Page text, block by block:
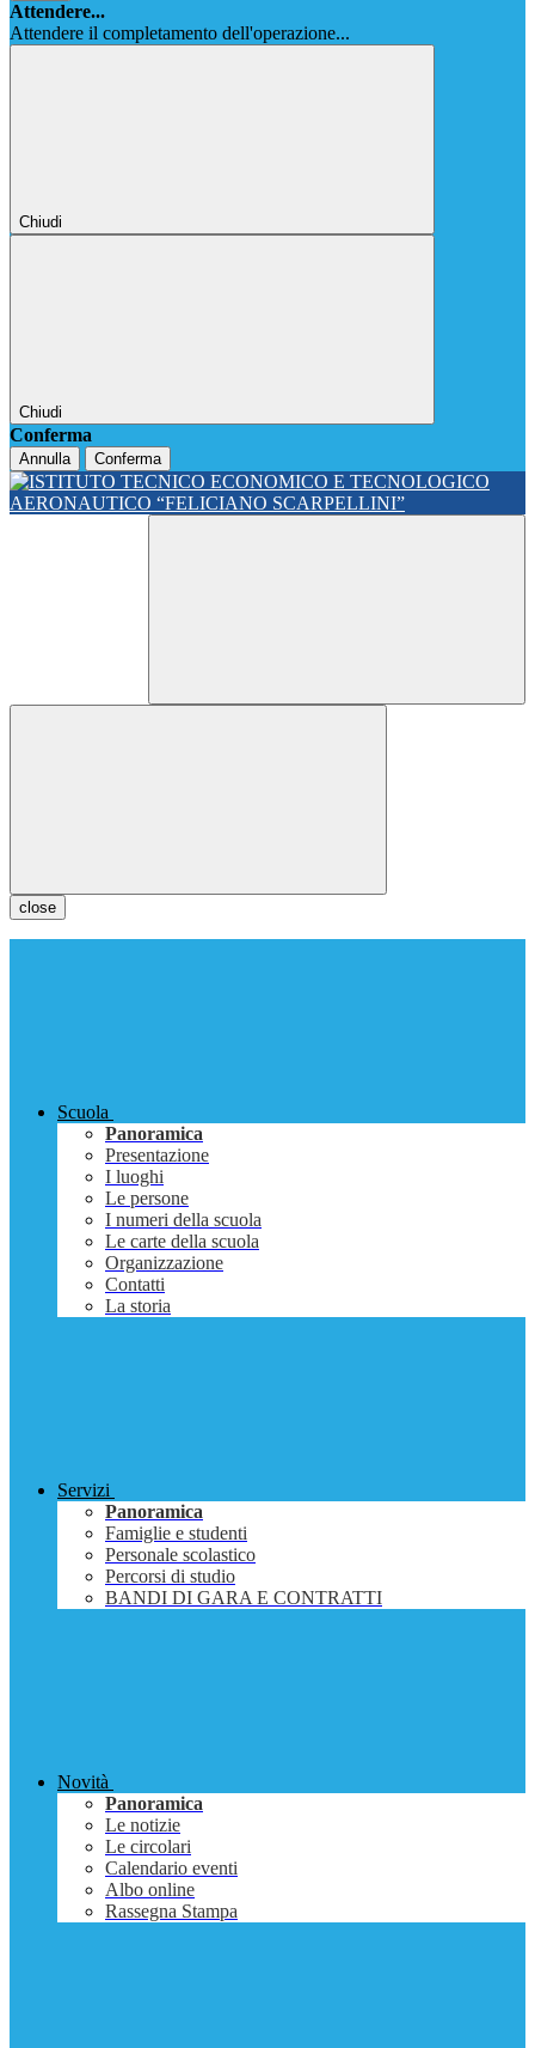
Attendere...
Attendere il completamento dell'operazione...
Chiudi
Chiudi
Conferma
Annulla Conferma
close
Scuola
Panoramica
Presentazione
I luoghi
Le persone
I numeri della scuola
Le carte della scuola
Organizzazione
Contatti
La storia
Servizi
Panoramica
Famiglie e studenti
Personale scolastico
Percorsi di studio
BANDI DI GARA E CONTRATTI
Novità
Panoramica
Le notizie
Le circolari
Calendario eventi
Albo online
Rassegna Stampa